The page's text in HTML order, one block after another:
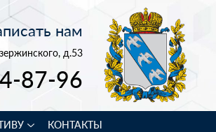
нам
д.53
87-96
КОНТАКТЫ